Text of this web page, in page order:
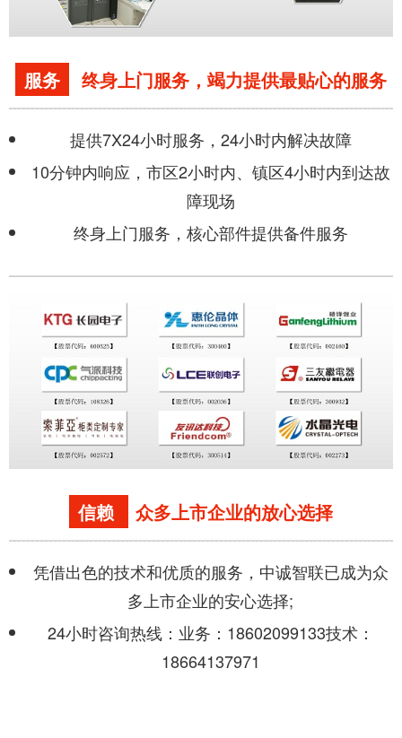
服务 终身上门服务，竭力提供最贴心的服务
提供7X24小时服务，24小时内解决故障
10分钟内响应，市区2小时内、镇区4小时内到达故
障现场
终身上门服务，核心部件提供备件服务
信赖 众多上市企业的放心选择
凭借出色的技术和优质的服务，中诚智联已成为众
多上市企业的安心选择;
24小时咨询热线：业务：18602099133技术：
18664137971